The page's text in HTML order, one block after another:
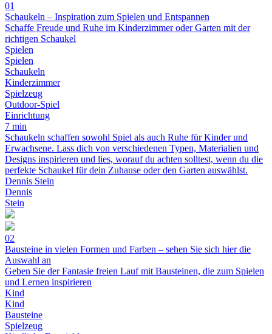
01
Schaukeln – Inspiration zum Spielen und Entspannen
Schaffe Freude und Ruhe im Kinderzimmer oder Garten mit der
richtigen Schaukel
Spielen
Spielen
Schaukeln
Kinderzimmer
Spielzeug
Outdoor-Spiel
Einrichtung
7 min
Schaukeln schaffen sowohl Spiel als auch Ruhe für Kinder und
Erwachsene. Lass dich von verschiedenen Typen, Materialien und
Designs inspirieren und lies, worauf du achten solltest, wenn du die
perfekte Schaukel für dein Zuhause oder den Garten auswählst.
Dennis Stein
Dennis
Stein
02
Bausteine in vielen Formen und Farben – sehen Sie sich hier die
Auswahl an
Geben Sie der Fantasie freien Lauf mit Bausteinen, die zum Spielen
und Lernen inspirieren
Kind
Kind
Bausteine
Spielzeug